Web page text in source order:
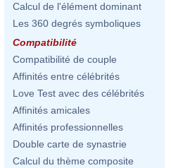
Calcul de l'élément dominant
Les 360 degrés symboliques
Compatibilité
Compatibilité de couple
Affinités entre célébrités
Love Test avec des célébrités
Affinités amicales
Affinités professionnelles
Double carte de synastrie
Calcul du thème composite